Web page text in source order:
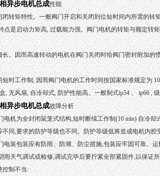
异步电机总成性能
转矩特性。一般阀门开启和关闭到位短时间内所需的转
点是启动力矩高, 过载能力强。阀门电机的转矩与额定转
。因而高速转动的电机在阀门关闭时给阀门密封附加的
时工作制, 因而阀门电机的工作时间按国家标准规定为
无风扇, 自冷却式, 防护性能高。一般制式ip54 、 ip66 ,
异步电机总成故障分析
机为全封闭鼠笼式结构,短时断续工作制(10 min) 自冷却
同,要求的防护等级也不同。防护等级低将造成电机内腔
电装包装应有防雨、防潮、防尘措施,包装应牢固可靠。
雨天气调试或检修,调试完毕后要拧紧全部紧固件,以保证
控制不当: